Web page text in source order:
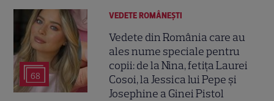
68
VEDETE ROMÂNEŞTI
Vedete din România care au
ales nume speciale pentru
copii: de la Nina, fetița Laurei
Cosoi, la Jessica lui Pepe și
Josephine a Ginei Pistol